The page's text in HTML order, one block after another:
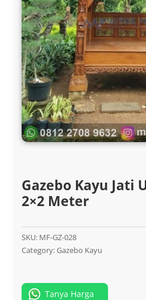
Gazebo Kayu Jati
2×2 Meter
SKU: MF-GZ-028
Category:Gazebo Kayu
Tanya Harga